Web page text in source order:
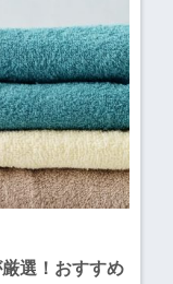
選！おすすめ